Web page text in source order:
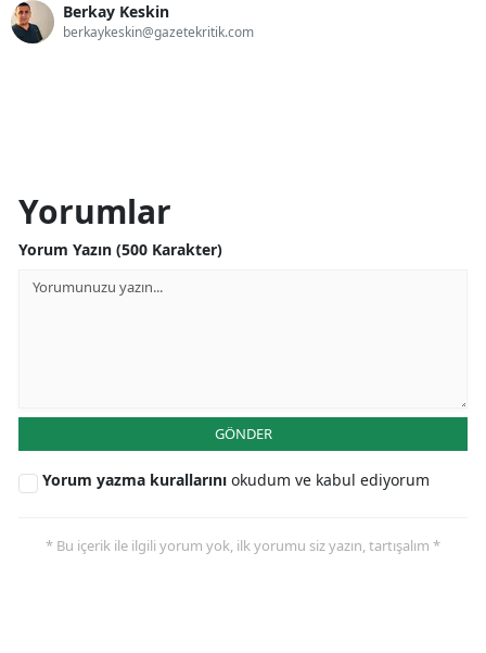
Berkay Keskin
berkaykeskin@gazetekritik.com
Yorumlar
Yorum Yazın (500 Karakter)
GÖNDER
Yorum yazma kurallarını okudum ve kabul ediyorum
* Bu içerik ile ilgili yorum yok, ilk yorumu siz yazın, tartışalım *